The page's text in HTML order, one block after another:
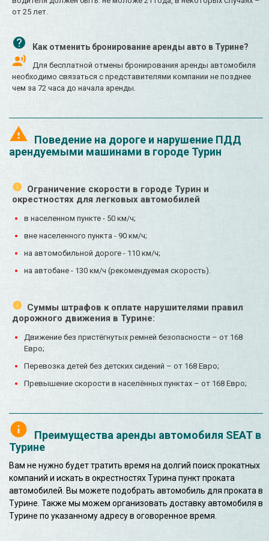
от 25 лет.
Как отменить бронирование аренды авто в Турине?
Для бесплатной отмены бронирования аренды автомобиля
необходимо связаться с представителями компании не позднее
чем за 72 часа до начала аренды.
Поведение на дороге и нарушение ПДД
арендуемыми машинами в городе Турин
Ограничение скорости в городе Турин и
окрестностях для легковых автомобилей
в населенном пункте - 50 км/ч;
вне населенного пункта - 90 км/ч;
на автомобильной дороге - 110 км/ч;
на автобане - 130 км/ч (рекомендуемая скорость).
Суммы штрафов к оплате нарушителями правил
дорожного движения в Турине:
Движение без пристёгнутых ремней безопасности – от 168
Евро;
Перевозка детей без детских сидений – от 168 Евро;
Превышение скорости в населённых пунктах – от 168 Евро;
Преимущества аренды автомобиля SEAT в
Турине
Вам не нужно будет тратить время на долгий поиск прокатных
компаний и искать в окрестностях Турина пункт проката
автомобилей. Вы можете подобрать автомобиль для проката в
Турине. Также мы можем организовать доставку автомобиля в
Турине по указанному адресу в оговоренное время.